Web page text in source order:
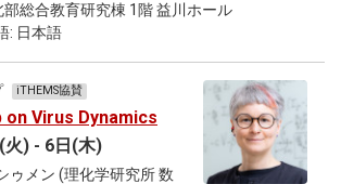
、および生物データに適用することで種に
ミクス（原型らしきもの）の存在を示唆す
る結果について紹介する。 17:15-18:00 継続討論会
ター・国際高等研究基幹 教授）「高エネル
で見る新しい宇宙の姿」 17:15-18:00 継続
部総合教育研究棟 1階 益川ホール
: 日本語
iTHEMS協賛
Virus Dynamics
火) - 6日(木)
ゥメン (理化学研究所 数